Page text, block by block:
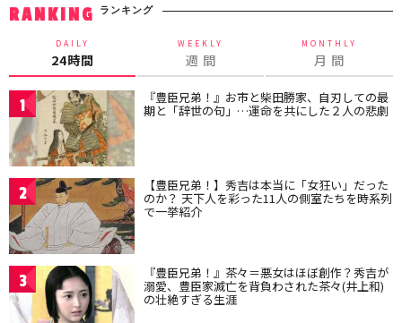
RANKING ランキング
DAILY
24時間
WEEKLY
週 間
MONTHLY
月 間
1 『豊臣兄弟！』お市と柴田勝家、自刃しての最
期と「辞世の句」…運命を共にした２人の悲劇
2 【豊臣兄弟！】秀吉は本当に「女狂い」だった
のか？ 天下人を彩った11人の側室たちを時系列
で一挙紹介
3 『豊臣兄弟！』茶々＝悪女はほぼ創作？秀吉が
溺愛、豊臣家滅亡を背負わされた茶々(井上和)
の壮絶すぎる生涯